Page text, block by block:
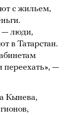
с жильем,
— люди,
в Татарстан.
переехать», —
Кынева,